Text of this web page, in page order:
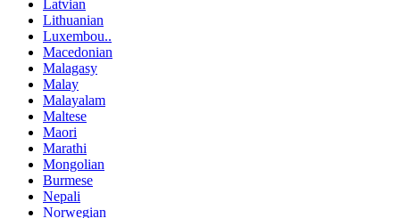
Latvian
Lithuanian
Luxembou..
Macedonian
Malagasy
Malay
Malayalam
Maltese
Maori
Marathi
Mongolian
Burmese
Nepali
Norwegian